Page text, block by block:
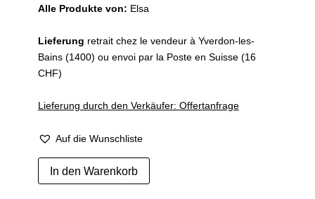
Alle Produkte von: Elsa
Lieferung retrait chez le vendeur à Yverdon-les-
Bains (1400) ou envoi par la Poste en Suisse (16
CHF)
Lieferung durch den Verkäufer: Offertanfrage
Auf die Wunschliste
Porte-
revues
In den Warenkorb